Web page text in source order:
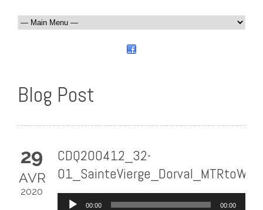
Blog Post
29
AVR
2020
CDQ200412_32-
01_SainteVierge_Dorval_MTRtoWEB
Lecteur
00:00 00:00